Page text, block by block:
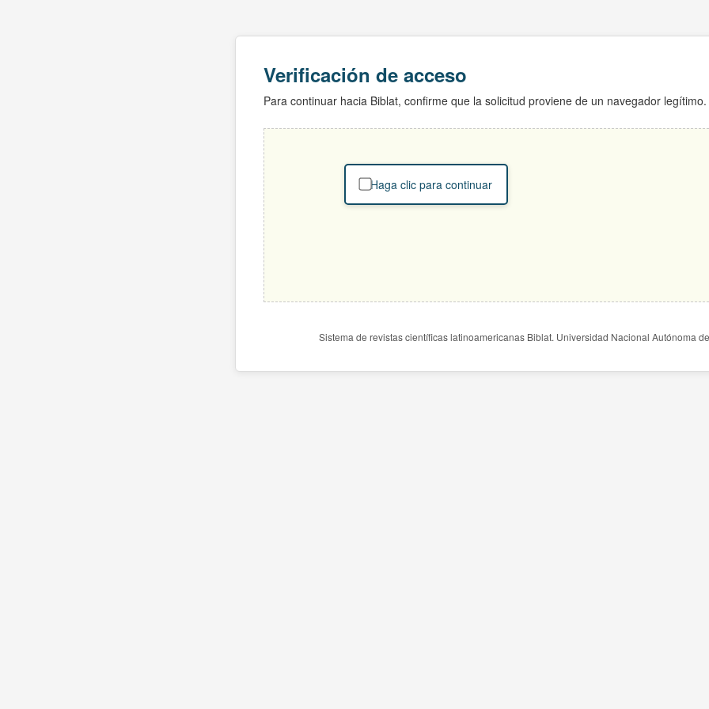
Verificación de acceso
Para continuar hacia Biblat, confirme que la solicitud proviene de un navegador legítimo.
Haga clic para continuar
Sistema de revistas científicas latinoamericanas Biblat. Universidad Nacional Autónoma